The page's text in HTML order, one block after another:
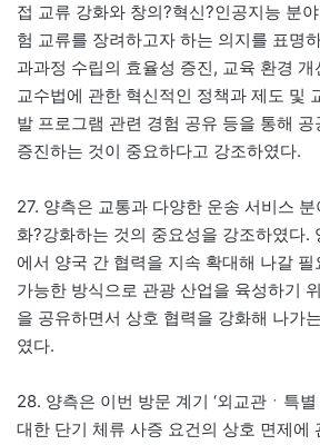
접 교류 강화와 창의?혁신?인공지능 분
험 교류를 장려하고자 하는 의지를 표명
과과정 수립의 효율성 증진, 교육 환경
교수법에 관한 혁신적인 정책과 제도 및
발 프로그램 관련 경험 공유 등을 통해
증진하는 것이 중요하다고 강조하였다.
27. 양측은 교통과 다양한 운송 서비스
화?강화하는 것의 중요성을 강조하였다.
에서 양국 간 협력을 지속 확대해 나갈
가능한 방식으로 관광 산업을 육성하기
을 공유하면서 상호 협력을 강화해 나가
였다.
28. 양측은 이번 방문 계기 ‘외교관ㆍ특
대한 단기 체류 사증 요건의 상호 면제에